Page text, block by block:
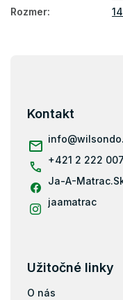
Rozmer:
Kontakt
info@
+421 2 222
Ja-A-
jaamatrac
Užitočné linky
O nás